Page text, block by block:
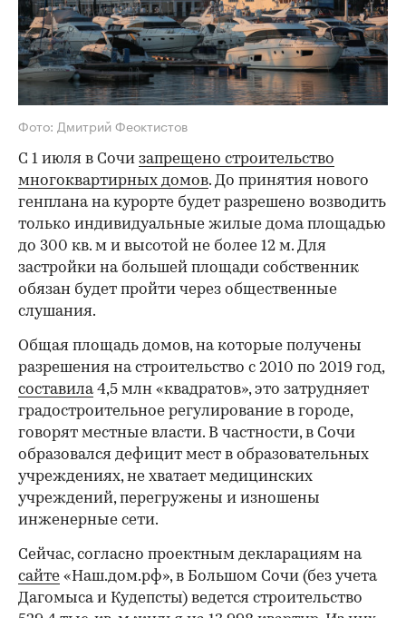
Фото: Дмитрий Феоктистов
С 1 июля в Сочи запрещено строительство
многоквартирных домов. До принятия нового
генплана на курорте будет разрешено возводить
только индивидуальные жилые дома площадью
до 300 кв. м и высотой не более 12 м. Для
застройки на большей площади собственник
обязан будет пройти через общественные
слушания.
Общая площадь домов, на которые получены
разрешения на строительство с 2010 по 2019 год,
составила4,5 млн «квадратов», это затрудняет
градостроительное регулирование в городе,
говорят местные власти. В частности, в Сочи
образовался дефицит мест в образовательных
учреждениях, не хватает медицинских
учреждений, перегружены и изношены
инженерные сети.
Сейчас, согласно проектным декларациям на
сайте «Наш.дом.рф», в Большом Сочи (без учета
Дагомыса и Кудепсты) ведется строительство